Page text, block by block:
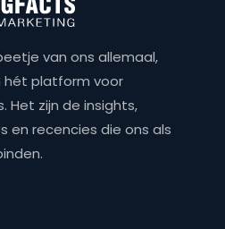
van ons allemaal,
hét platform voor
Het zijn de insights,
en recencies die ons als